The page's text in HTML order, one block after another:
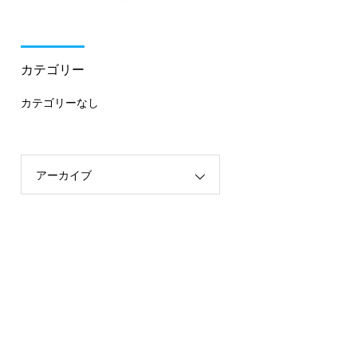
カテゴリー
カテゴリーなし
アーカイブ